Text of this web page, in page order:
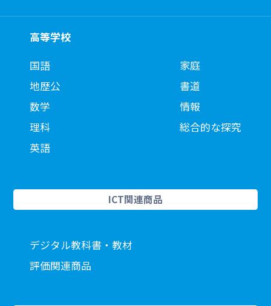
高等学校
国語
地歴公
数学
理科
英語
家庭
書道
情報
総合的な探究
ICT関連商品
デジタル教科書・教材
評価関連商品